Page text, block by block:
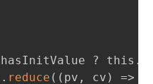
? this.
reduce ( ( pv , cv )
=>